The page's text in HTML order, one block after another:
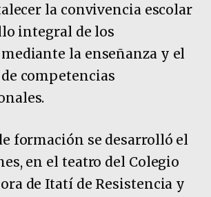
la convivencia escolar
integral de los
la enseñanza y el
competencias
formación se desarrolló el
en el teatro del Colegio
de Itatí de Resistencia y